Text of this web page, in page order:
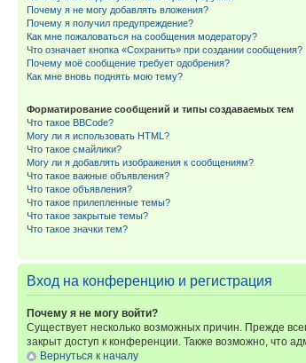
Почему я не могу добавлять вложения?
Почему я получил предупреждение?
Как мне пожаловаться на сообщения модератору?
Что означает кнопка «Сохранить» при создании сообщения?
Почему моё сообщение требует одобрения?
Как мне вновь поднять мою тему?
Форматирование сообщений и типы создаваемых тем
Что такое BBCode?
Могу ли я использовать HTML?
Что такое смайлики?
Могу ли я добавлять изображения к сообщениям?
Что такое важные объявления?
Что такое объявления?
Что такое прилепленные темы?
Что такое закрытые темы?
Что такое значки тем?
Вход на конференцию и регистрация
Почему я не могу войти?
Существует несколько возможных причин. Прежде
закрыт доступ к конференции. Также возможно, что
Вернуться к началу